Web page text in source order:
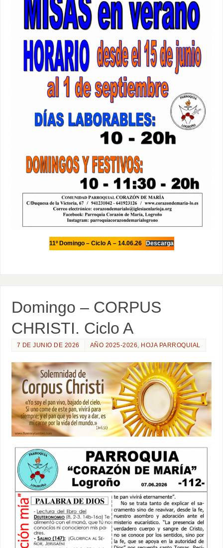
11º Domingo – Ciclo A – 14.06.26 Descarga
Domingo – CORPUS
CHRISTI. Ciclo A
7 DE JUNIO DE 2026 AÑO 2025-2026, HOJA PARROQUIAL